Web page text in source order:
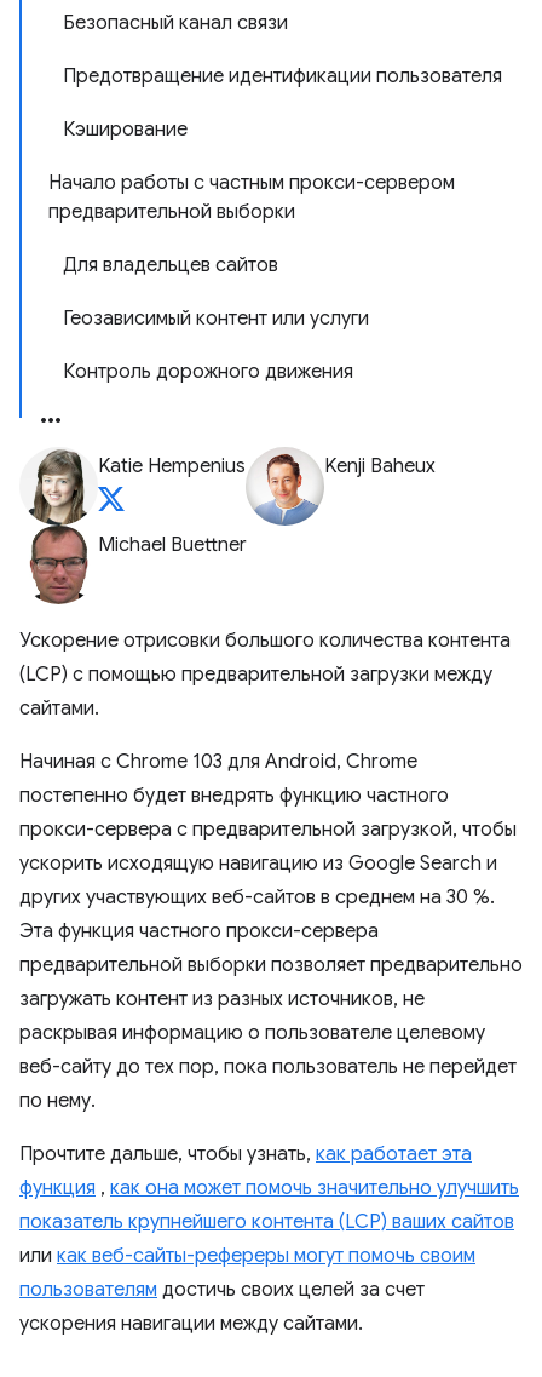
Безопасный канал связи
Предотвращение идентификации пользователя
Кэширование
Начало работы с частным прокси-сервером
предварительной выборки
Для владельцев сайтов
Геозависимый контент или услуги
Контроль дорожного движения
Katie Hempenius Kenji Baheux
Michael Buettner
Ускорение отрисовки большого количества контента
(LCP) с помощью предварительной загрузки между
сайтами.
Начиная с Chrome 103 для Android, Chrome
постепенно будет внедрять функцию частного
прокси-сервера с предварительной загрузкой, чтобы
ускорить исходящую навигацию из Google Search и
других участвующих веб-сайтов в среднем на 30 %.
Эта функция частного прокси-сервера
предварительной выборки позволяет предварительно
загружать контент из разных источников, не
раскрывая информацию о пользователе целевому
веб-сайту до тех пор, пока пользователь не перейдет
по нему.
Прочтите дальше, чтобы узнать, как работает эта
функция , как она может помочь значительно улучшить
показатель крупнейшего контента (LCP) ваших сайтов
или как веб-сайты-рефереры могут помочь своим
пользователям достичь своих целей за счет
ускорения навигации между сайтами.